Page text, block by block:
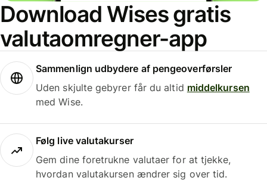
Download Wises gratis
valutaomregner-app
Sammenlign udbydere af pengeoverførsler
Uden skjulte gebyrer får du altid middelkursen
med Wise.
Følg live valutakurser
Gem dine foretrukne valutaer for at tjekke,
hvordan valutakursen ændrer sig over tid.